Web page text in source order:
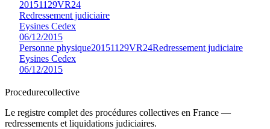
20151129VR24
Redressement judiciaire
Eysines Cedex
06/12/2015
Personne physique20151129VR24Redressement judiciaire
Eysines Cedex
06/12/2015
Procedurecollective
Le registre complet des procédures collectives en France —
redressements et liquidations judiciaires.